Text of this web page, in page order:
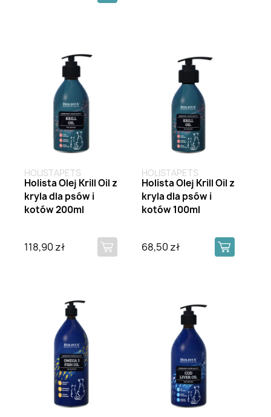
HOLISTAPETS
Holista Olej Krill Oil z
kryla dla psów i
kotów 200ml
118,90 zł
HOLISTAPETS
Holista Olej Krill Oil z
kryla dla psów i
kotów 100ml
68,50 zł